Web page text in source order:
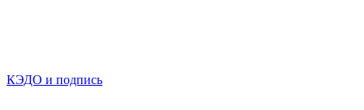
КЭДО и подпись